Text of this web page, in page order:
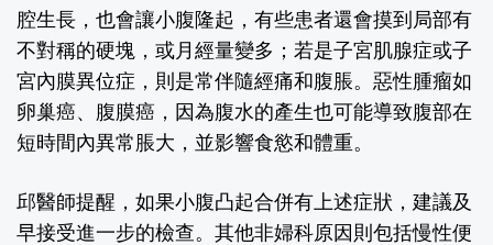
腔生長，也會讓小腹隆起，有些患者還會摸到局部有
不對稱的硬塊，或月經量變多；若是子宮肌腺症或子
宮內膜異位症，則是常伴隨經痛和腹脹。惡性腫瘤如
卵巢癌、腹膜癌，因為腹水的產生也可能導致腹部在
短時間內異常脹大，並影響食慾和體重。
邱醫師提醒，如果小腹凸起合併有上述症狀，建議及
早接受進一步的檢查。其他非婦科原因則包括慢性便